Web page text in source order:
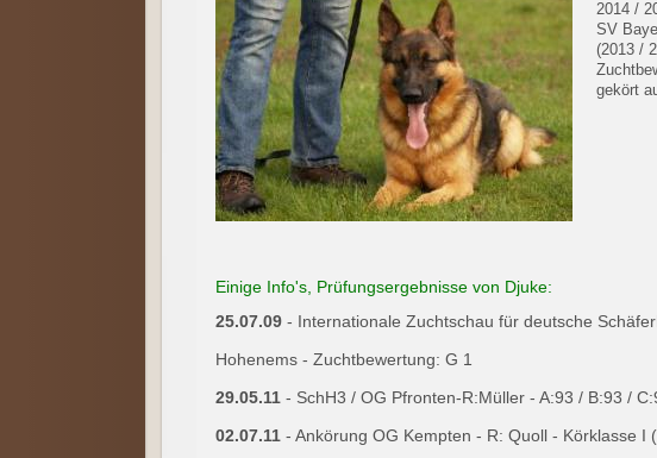
2014 /
SV
(2013 /
gekört
Einige Info's, Prüfungsergebnisse von Djuke:
25.07.09 - Internationale Zuchtschau für deutsche
Hohenems - Zuchtbewertung: G 1
29.05.11 - SchH3 / OG Pfronten-R:Müller - A:93 / B:93 /
02.07.11 - Ankörung OG Kempten - R: Quoll - Körklasse I